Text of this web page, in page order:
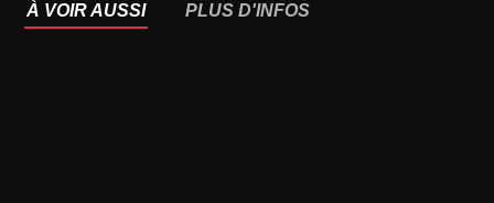
À VOIR AUSSI PLUS D'INFOS